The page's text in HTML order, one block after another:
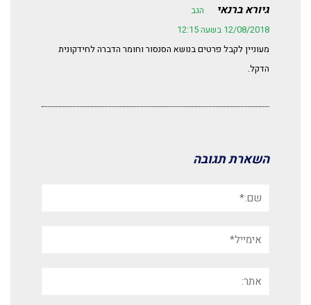
גיורא ברנאי
הגב
12/08/2018 בשעה 12:15
מעוניין לקבל פרטים בנושא הסנסור וחומר הדברה לחידקונית
הדקל.
השארת תגובה